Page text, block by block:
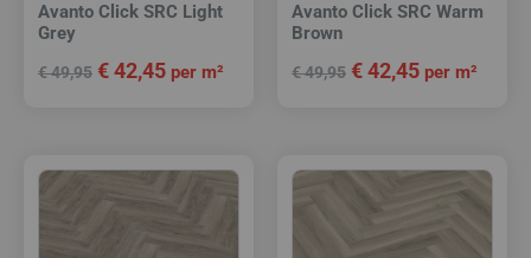
Avanto Click SRC Light
Grey
€49,95 €42,45 per m²
Avanto Click SRC Warm
Brown
€49,95 €42,45 per m²